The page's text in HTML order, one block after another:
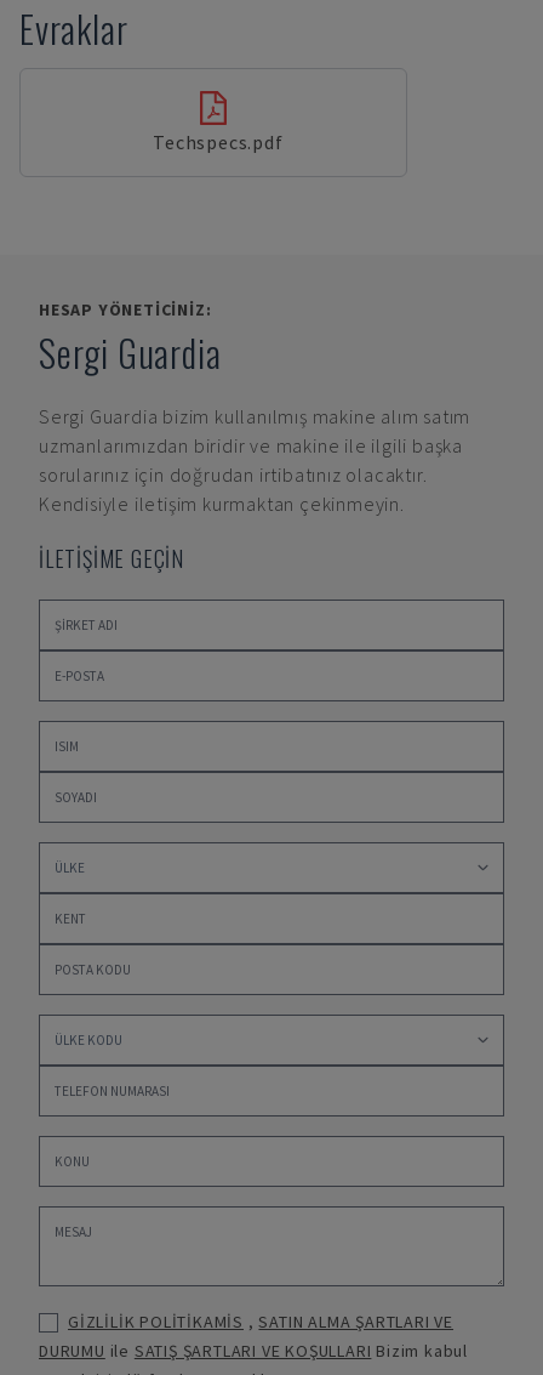
Evraklar
Techspecs.pdf
HESAP YÖNETICINIZ:
Sergi Guardia
Sergi Guardia bizim kullanılmış makine alım satım
uzmanlarımızdan biridir ve makine ile ilgili başka
sorularınız için doğrudan irtibatınız olacaktır.
Kendisiyle iletişim kurmaktan çekinmeyin.
İLETİŞİME GEÇİN
GİZLİLİK POLİTİKAMİS ,SATIN ALMA ŞARTLARI VE
DURUMU ile SATIŞ ŞARTLARI VE KOŞULLARI Bizim kabul